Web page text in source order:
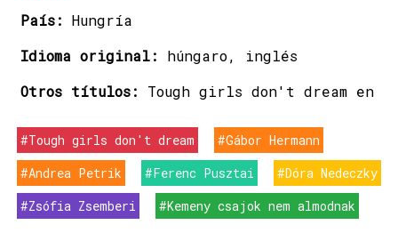
País: Hungría
Idioma original: húngaro, inglés
Otros títulos: Tough girls don't dream en
#Tough girls don't dream
#Gábor Hermann
#Andrea Petrik
#Ferenc Pusztai
#Dóra Nedeczky
#Zsófia Zsemberi
#Kemeny csajok nem almodnak